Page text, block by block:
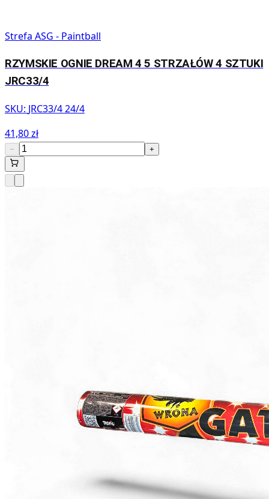
Strefa ASG - Paintball
RZYMSKIE OGNIE DREAM 4 5 STRZAŁÓW 4 SZTUKI
JRC33/4
SKU: JRC33/4 24/4
41,80 zł
− +